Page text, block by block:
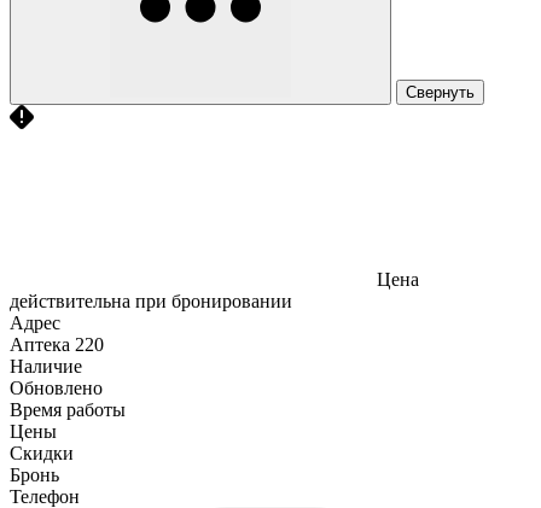
Свернуть
Цена
действительна при бронировании
Адрес
Аптека 220
Наличие
Обновлено
Время работы
Цены
Скидки
Бронь
Телефон